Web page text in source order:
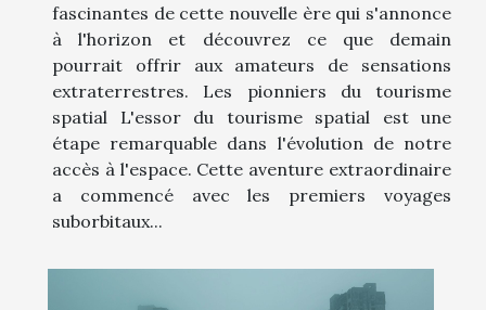
fascinantes de cette nouvelle ère qui s'annonce
à l'horizon et découvrez ce que demain
pourrait offrir aux amateurs de sensations
extraterrestres. Les pionniers du tourisme
spatial L'essor du tourisme spatial est une
étape remarquable dans l'évolution de notre
accès à l'espace. Cette aventure extraordinaire
a commencé avec les premiers voyages
suborbitaux...